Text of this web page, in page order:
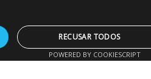
RECUSAR TODOS
POWERED BY COOKIESCRIPT